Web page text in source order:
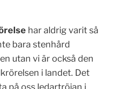
har aldrig varit så
bara stenhård
utan vi är också den
i landet. Det
på oss ledartröjan i